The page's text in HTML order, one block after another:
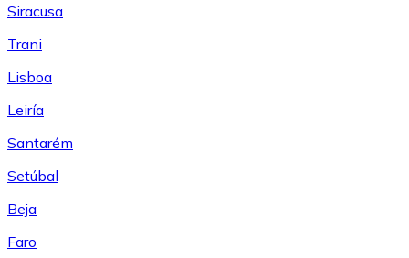
Siracusa
Trani
Lisboa
Leiría
Santarém
Setúbal
Beja
Faro